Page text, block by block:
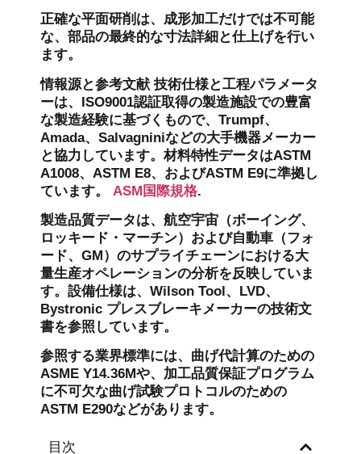
目次
正確な平面研削は、成形加工だけでは不可能
な、部品の最終的な寸法詳細と仕上げを行い
ます。
情報源と参考文献 技術仕様と工程パラメータ
ーは、ISO9001認証取得の製造施設での豊富
な製造経験に基づくもので、Trumpf、
Amada、Salvagniniなどの大手機器メーカー
と協力しています。材料特性データはASTM
A1008、ASTM E8、およびASTM E9に準拠し
ています。 ASM国際規格.
製造品質データは、航空宇宙（ボーイング、
ロッキード・マーチン）および自動車（フォ
ード、GM）のサプライチェーンにおける大
量生産オペレーションの分析を反映していま
す。設備仕様は、Wilson Tool、LVD、
Bystronic プレスブレーキメーカーの技術文
書を参照しています。
参照する業界標準には、曲げ代計算のための
ASME Y14.36Mや、加工品質保証プログラム
に不可欠な曲げ試験プロトコルのための
ASTM E290などがあります。